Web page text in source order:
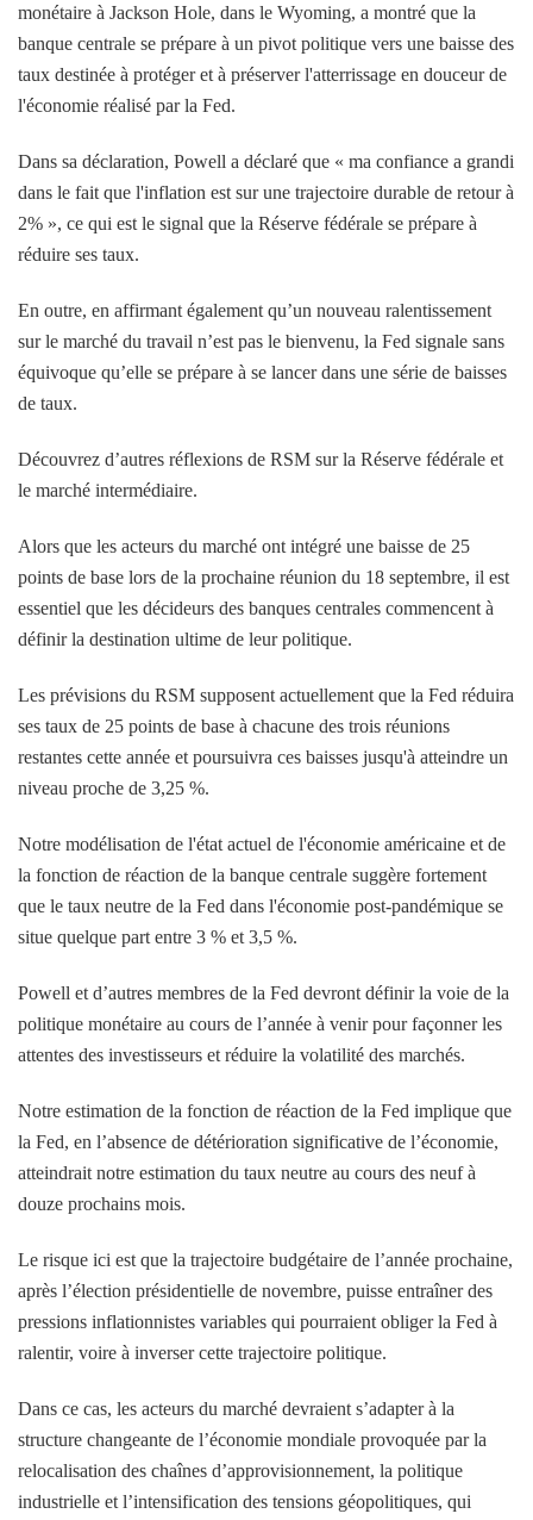
monétaire à Jackson Hole, dans le Wyoming, a montré que la
banque centrale se prépare à un pivot politique vers une baisse des
taux destinée à protéger et à préserver l'atterrissage en douceur de
l'économie réalisé par la Fed.
Dans sa déclaration, Powell a déclaré que « ma confiance a grandi
dans le fait que l'inflation est sur une trajectoire durable de retour à
2% », ce qui est le signal que la Réserve fédérale se prépare à
réduire ses taux.
En outre, en affirmant également qu’un nouveau ralentissement
sur le marché du travail n’est pas le bienvenu, la Fed signale sans
équivoque qu’elle se prépare à se lancer dans une série de baisses
de taux.
Découvrez d’autres réflexions de RSM sur la Réserve fédérale et
le marché intermédiaire.
Alors que les acteurs du marché ont intégré une baisse de 25
points de base lors de la prochaine réunion du 18 septembre, il est
essentiel que les décideurs des banques centrales commencent à
définir la destination ultime de leur politique.
Les prévisions du RSM supposent actuellement que la Fed réduira
ses taux de 25 points de base à chacune des trois réunions
restantes cette année et poursuivra ces baisses jusqu'à atteindre un
niveau proche de 3,25 %.
Notre modélisation de l'état actuel de l'économie américaine et de
la fonction de réaction de la banque centrale suggère fortement
que le taux neutre de la Fed dans l'économie post-pandémique se
situe quelque part entre 3 % et 3,5 %.
Powell et d’autres membres de la Fed devront définir la voie de la
politique monétaire au cours de l’année à venir pour façonner les
attentes des investisseurs et réduire la volatilité des marchés.
Notre estimation de la fonction de réaction de la Fed implique que
la Fed, en l’absence de détérioration significative de l’économie,
atteindrait notre estimation du taux neutre au cours des neuf à
douze prochains mois.
Le risque ici est que la trajectoire budgétaire de l’année prochaine,
après l’élection présidentielle de novembre, puisse entraîner des
pressions inflationnistes variables qui pourraient obliger la Fed à
ralentir, voire à inverser cette trajectoire politique.
Dans ce cas, les acteurs du marché devraient s’adapter à la
structure changeante de l’économie mondiale provoquée par la
relocalisation des chaînes d’approvisionnement, la politique
industrielle et l’intensification des tensions géopolitiques, qui